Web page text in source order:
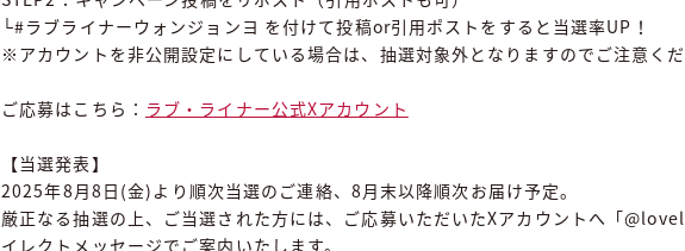
└#ラブライナーウォンジョンヨ を付けて投稿or引用ポストをすると当選率UP！
※アカウントを非公開設定にしている場合は、抽選対象外となりますのでご注意くだ
ご応募はこちら： ラブ・ライナー公式Xアカウント
【当選発表】
2025年8月8日(金)より順次当選のご連絡、8月末以降順次お届け予定。
厳正なる抽選の上、ご当選された方には、ご応募いただいたXアカウントへ「
イレクトメッセージでご案内いたします。